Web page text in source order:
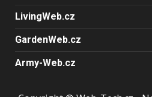
LivingWeb.cz
GardenWeb.cz
Army-Web.cz